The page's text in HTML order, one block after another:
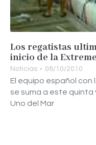
Los regatistas
inicio de la
Noticias 08/10/2010
El equipo español con
se suma a este quinta
Uno del Mar